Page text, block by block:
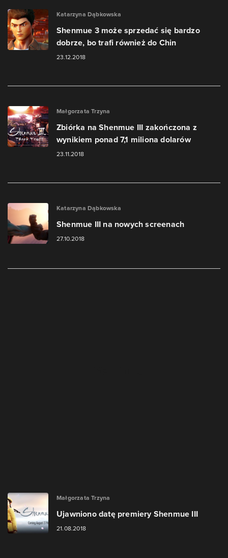
Katarzyna Dąbkowska
Shenmue 3 może sprzedać się bardzo
dobrze, bo trafi również do Chin
23.12.2018
Małgorzata Trzyna
Zbiórka na Shenmue III zakończona z
wynikiem ponad 7,1 miliona dolarów
23.11.2018
Katarzyna Dąbkowska
Shenmue III na nowych screenach
27.10.2018
Małgorzata Trzyna
Ujawniono datę premiery Shenmue III
21.08.2018